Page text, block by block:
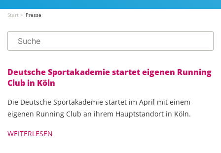
Start Presse
Deutsche Sportakademie startet eigenen Running
Club in Köln
Die Deutsche Sportakademie startet im April mit einem
eigenen Running Club an ihrem Hauptstandort in Köln.
WEITERLESEN